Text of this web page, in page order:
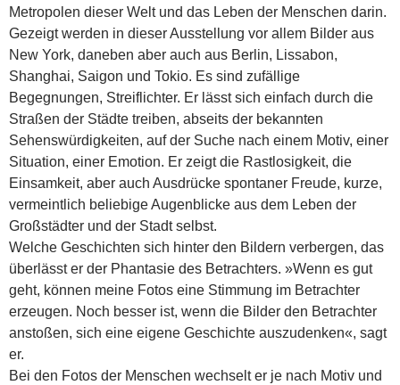
Metropolen dieser Welt und das Leben der Menschen darin.
Gezeigt werden in dieser Ausstellung vor allem Bilder aus
New York, daneben aber auch aus Berlin, Lissabon,
Shanghai, Saigon und Tokio. Es sind zufällige
Begegnungen, Streiflichter. Er lässt sich einfach durch die
Straßen der Städte treiben, abseits der bekannten
Sehenswürdigkeiten, auf der Suche nach einem Motiv, einer
Situation, einer Emotion. Er zeigt die Rastlosigkeit, die
Einsamkeit, aber auch Ausdrücke spontaner Freude, kurze,
vermeintlich beliebige Augenblicke aus dem Leben der
Großstädter und der Stadt selbst.
Welche Geschichten sich hinter den Bildern verbergen, das
überlässt er der Phantasie des Betrachters. »Wenn es gut
geht, können meine Fotos eine Stimmung im Betrachter
erzeugen. Noch besser ist, wenn die Bilder den Betrachter
anstoßen, sich eine eigene Geschichte auszudenken«, sagt
er.
Bei den Fotos der Menschen wechselt er je nach Motiv und